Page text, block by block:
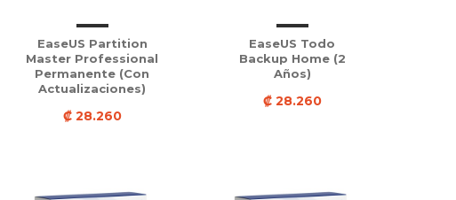
EaseUS Partition
Master Professional
Permanente (con
Actualizaciones)
₡ 28.260
EaseUS Todo
Backup Home (2
Años)
₡ 28.260